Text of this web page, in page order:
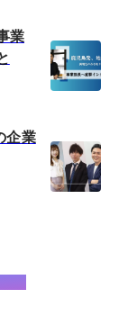
業
企業